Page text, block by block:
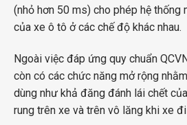
(nhỏ hơn 50 ms) cho phép hệ thống
của xe ô tô ở các chế độ khác nhau.
Ngoài việc đáp ứng quy chuẩn
còn có các chức năng mở rộng
dùng như khả đăng đánh lái chết
rung trên xe và trên vô lăng khi xe